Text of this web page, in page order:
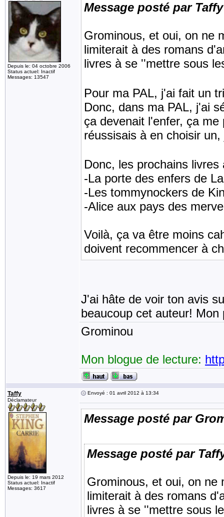
Depuis le: 04 octobre 2006
Status actuel: Inactif
Messages: 13547
Message posté par Taffy
Grominous, et oui, on ne
limiterait à des romans
livres à se ''mettre sous
Pour ma PAL, j'ai fait un
Donc, dans ma PAL, j'ai
ça devenait l'enfer, ça
réussisais à en choisir
Donc, les prochains
-La porte des enfers de
-Les tommynockers de
-Alice aux pays des
Voilà, ça va être moins
doivent recommencer à
J'ai hâte de voir ton avis
beaucoup cet auteur!
Grominou
Mon blogue de lecture:
Taffy
Déclamateur
Depuis le: 19 mars 2012
Status actuel: Inactif
Messages: 3617
Envoyé : 01 avril 2012 à 13:34
Message posté par
Message posté par
Grominous, et oui, on ne
limiterait à des romans
livres à se ''mettre sous